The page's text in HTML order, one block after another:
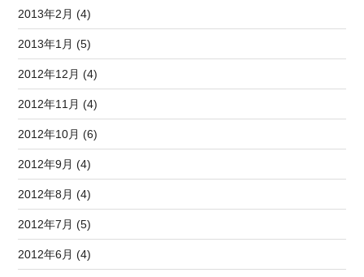
2013年2月 (4)
2013年1月 (5)
2012年12月 (4)
2012年11月 (4)
2012年10月 (6)
2012年9月 (4)
2012年8月 (4)
2012年7月 (5)
2012年6月 (4)